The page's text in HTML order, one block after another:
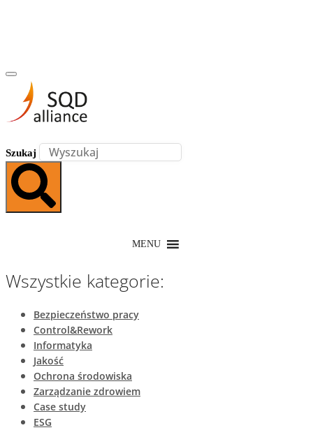
Szukaj
MENU
Wszystkie kategorie:
Bezpieczeństwo pracy
Control&Rework
Informatyka
Jakość
Ochrona środowiska
Zarządzanie zdrowiem
Case study
ESG